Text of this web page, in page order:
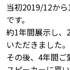
当初2019/12か
です。
約1年間展示し、
いただきました。
その後、4年間